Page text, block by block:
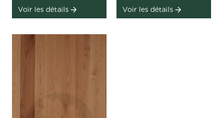
Voir les détails Voir les détails